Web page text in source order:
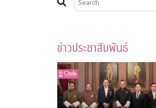
ข่าวประชาสัมพันธ์